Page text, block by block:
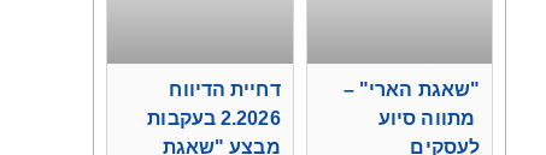
"שאגת הארי" –
מתווה סיוע
לעסקים
דחיית הדיווח
2.2026 בעקבות
מבצע "שאגת